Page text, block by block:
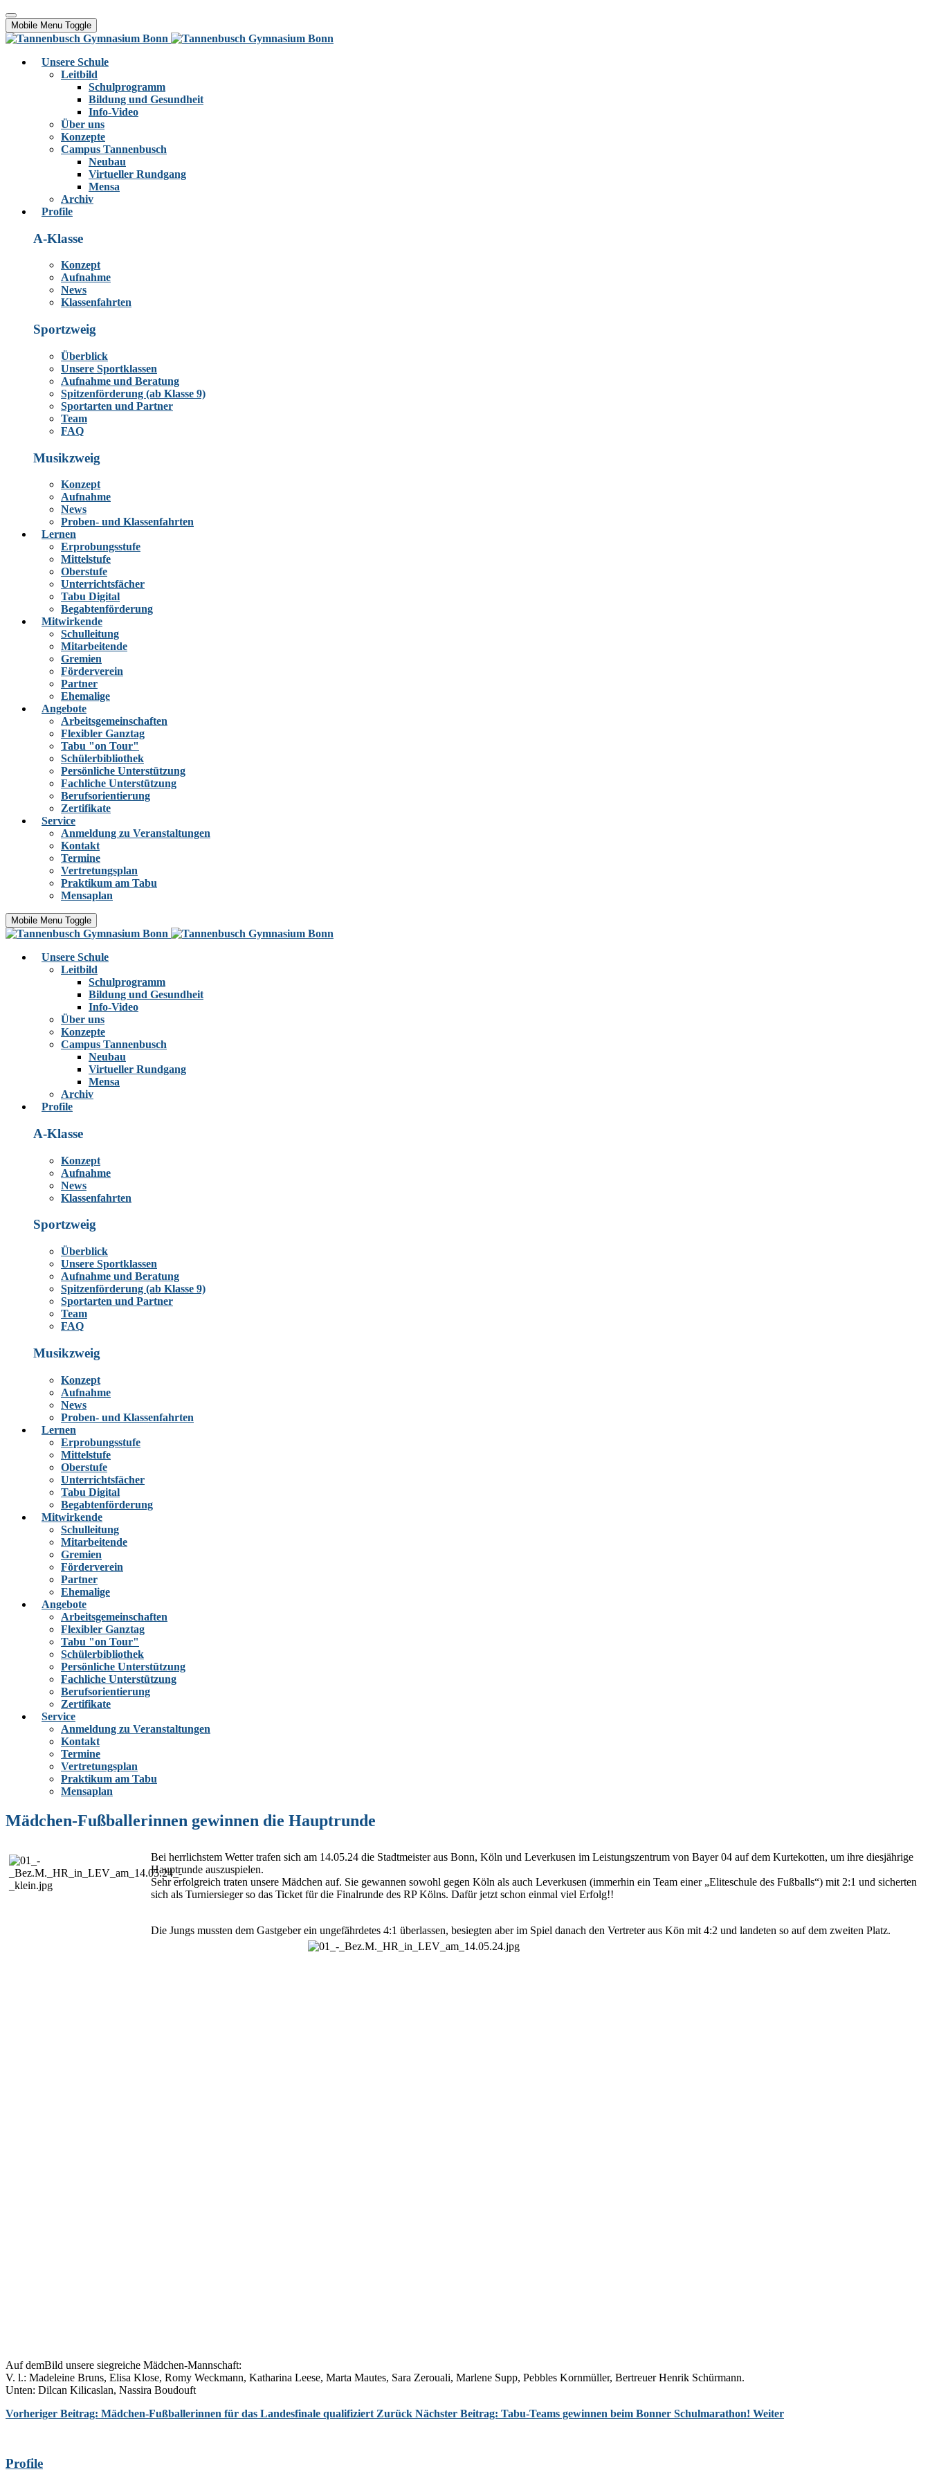
Mobile Menu Toggle
Unsere Schule
Leitbild
Schulprogramm
Bildung und Gesundheit
Info-Video
Über uns
Konzepte
Campus Tannenbusch
Neubau
Virtueller Rundgang
Mensa
Archiv
Profile
A-Klasse
Konzept
Aufnahme
News
Klassenfahrten
Sportzweig
Überblick
Unsere Sportklassen
Aufnahme und Beratung
Spitzenförderung (ab Klasse 9)
Sportarten und Partner
Team
FAQ
Musikzweig
Konzept
Aufnahme
News
Proben- und Klassenfahrten
Lernen
Erprobungsstufe
Mittelstufe
Oberstufe
Unterrichtsfächer
Tabu Digital
Begabtenförderung
Mitwirkende
Schulleitung
Mitarbeitende
Gremien
Förderverein
Partner
Ehemalige
Angebote
Arbeitsgemeinschaften
Flexibler Ganztag
Tabu "on Tour"
Schülerbibliothek
Persönliche Unterstützung
Fachliche Unterstützung
Berufsorientierung
Zertifikate
Service
Anmeldung zu Veranstaltungen
Kontakt
Termine
Vertretungsplan
Praktikum am Tabu
Mensaplan
Mobile Menu Toggle
Unsere Schule
Leitbild
Schulprogramm
Bildung und Gesundheit
Info-Video
Über uns
Konzepte
Campus Tannenbusch
Neubau
Virtueller Rundgang
Mensa
Archiv
Profile
A-Klasse
Konzept
Aufnahme
News
Klassenfahrten
Sportzweig
Überblick
Unsere Sportklassen
Aufnahme und Beratung
Spitzenförderung (ab Klasse 9)
Sportarten und Partner
Team
FAQ
Musikzweig
Konzept
Aufnahme
News
Proben- und Klassenfahrten
Lernen
Erprobungsstufe
Mittelstufe
Oberstufe
Unterrichtsfächer
Tabu Digital
Begabtenförderung
Mitwirkende
Schulleitung
Mitarbeitende
Gremien
Förderverein
Partner
Ehemalige
Angebote
Arbeitsgemeinschaften
Flexibler Ganztag
Tabu "on Tour"
Schülerbibliothek
Persönliche Unterstützung
Fachliche Unterstützung
Berufsorientierung
Zertifikate
Service
Anmeldung zu Veranstaltungen
Kontakt
Termine
Vertretungsplan
Praktikum am Tabu
Mensaplan
Mädchen-Fußballerinnen gewinnen die Hauptrunde
Bei herrlichstem Wetter trafen sich am 14.05.24 die Stadtmeister aus Bonn, Köln und Leverkusen im Leistungszentrum von Bayer 04 auf dem Kurtekotten, um ihre diesjährige
Hauptrunde auszuspielen.
Sehr erfolgreich traten unsere Mädchen auf. Sie gewannen sowohl gegen Köln als auch Leverkusen (immerhin ein Team einer „Eliteschule des Fußballs“) mit 2:1 und sicherten
sich als Turniersieger so das Ticket für die Finalrunde des RP Kölns. Dafür jetzt schon einmal viel Erfolg!!
Die Jungs mussten dem Gastgeber ein ungefährdetes 4:1 überlassen, besiegten aber im Spiel danach den Vertreter aus Kön mit 4:2 und landeten so auf dem zweiten Platz.
Auf demBild unsere siegreiche Mädchen-Mannschaft:
V. l.: Madeleine Bruns, Elisa Klose, Romy Weckmann, Katharina Leese, Marta Mautes, Sara Zerouali, Marlene Supp, Pebbles Kornmüller, Bertreuer Henrik Schürmann.
Unten: Dilcan Kilicaslan, Nassira Boudouft
Vorheriger Beitrag: Mädchen-Fußballerinnen für das Landesfinale qualifiziert Zurück Nächster Beitrag: Tabu-Teams gewinnen beim Bonner Schulmarathon! Weiter
Profile